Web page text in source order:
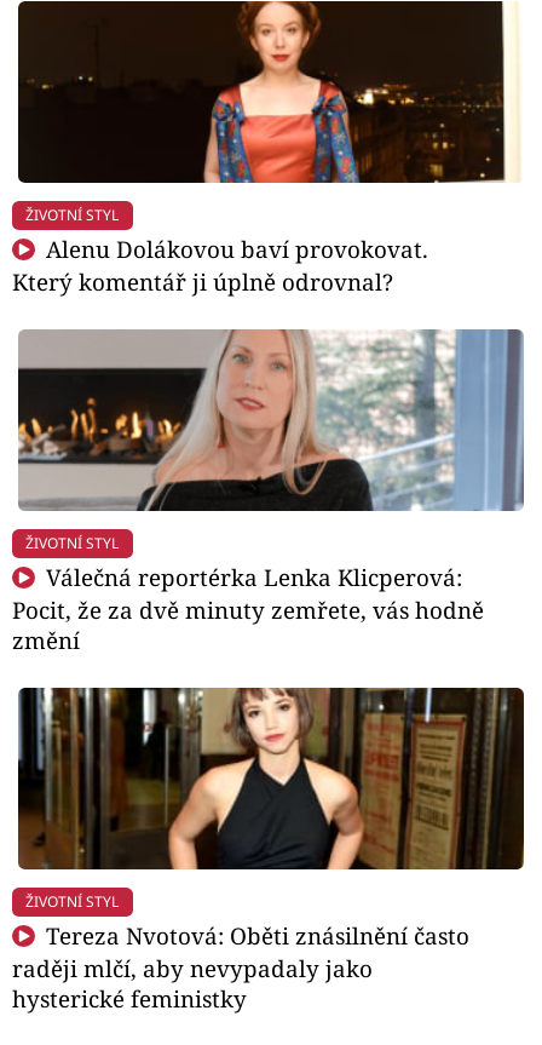
ŽIVOTNÍ STYL
Alenu Dolákovou baví provokovat.
Který komentář ji úplně odrovnal?
ŽIVOTNÍ STYL
Válečná reportérka Lenka Klicperová:
Pocit, že za dvě minuty zemřete, vás hodně
změní
ŽIVOTNÍ STYL
Tereza Nvotová: Oběti znásilnění často
raději mlčí, aby nevypadaly jako
hysterické feministky